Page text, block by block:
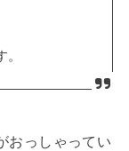
おっしゃってい